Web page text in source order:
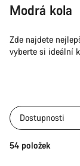
Modrá kola
Zde najdete
vyberte si ideální
Dostupnosti
54 položek